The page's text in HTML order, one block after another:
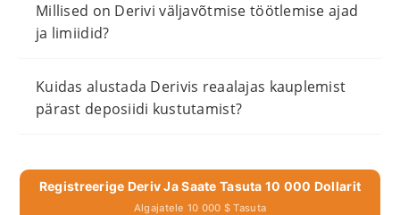
Millised on Derivi väljavõtmise töötlemise ajad
ja limiidid?
Kuidas alustada Derivis reaalajas kauplemist
pärast deposiidi kustutamist?
Registreerige Deriv Ja Saate Tasuta 10 000 Dollarit
Algajatele 10 000 $ Tasuta